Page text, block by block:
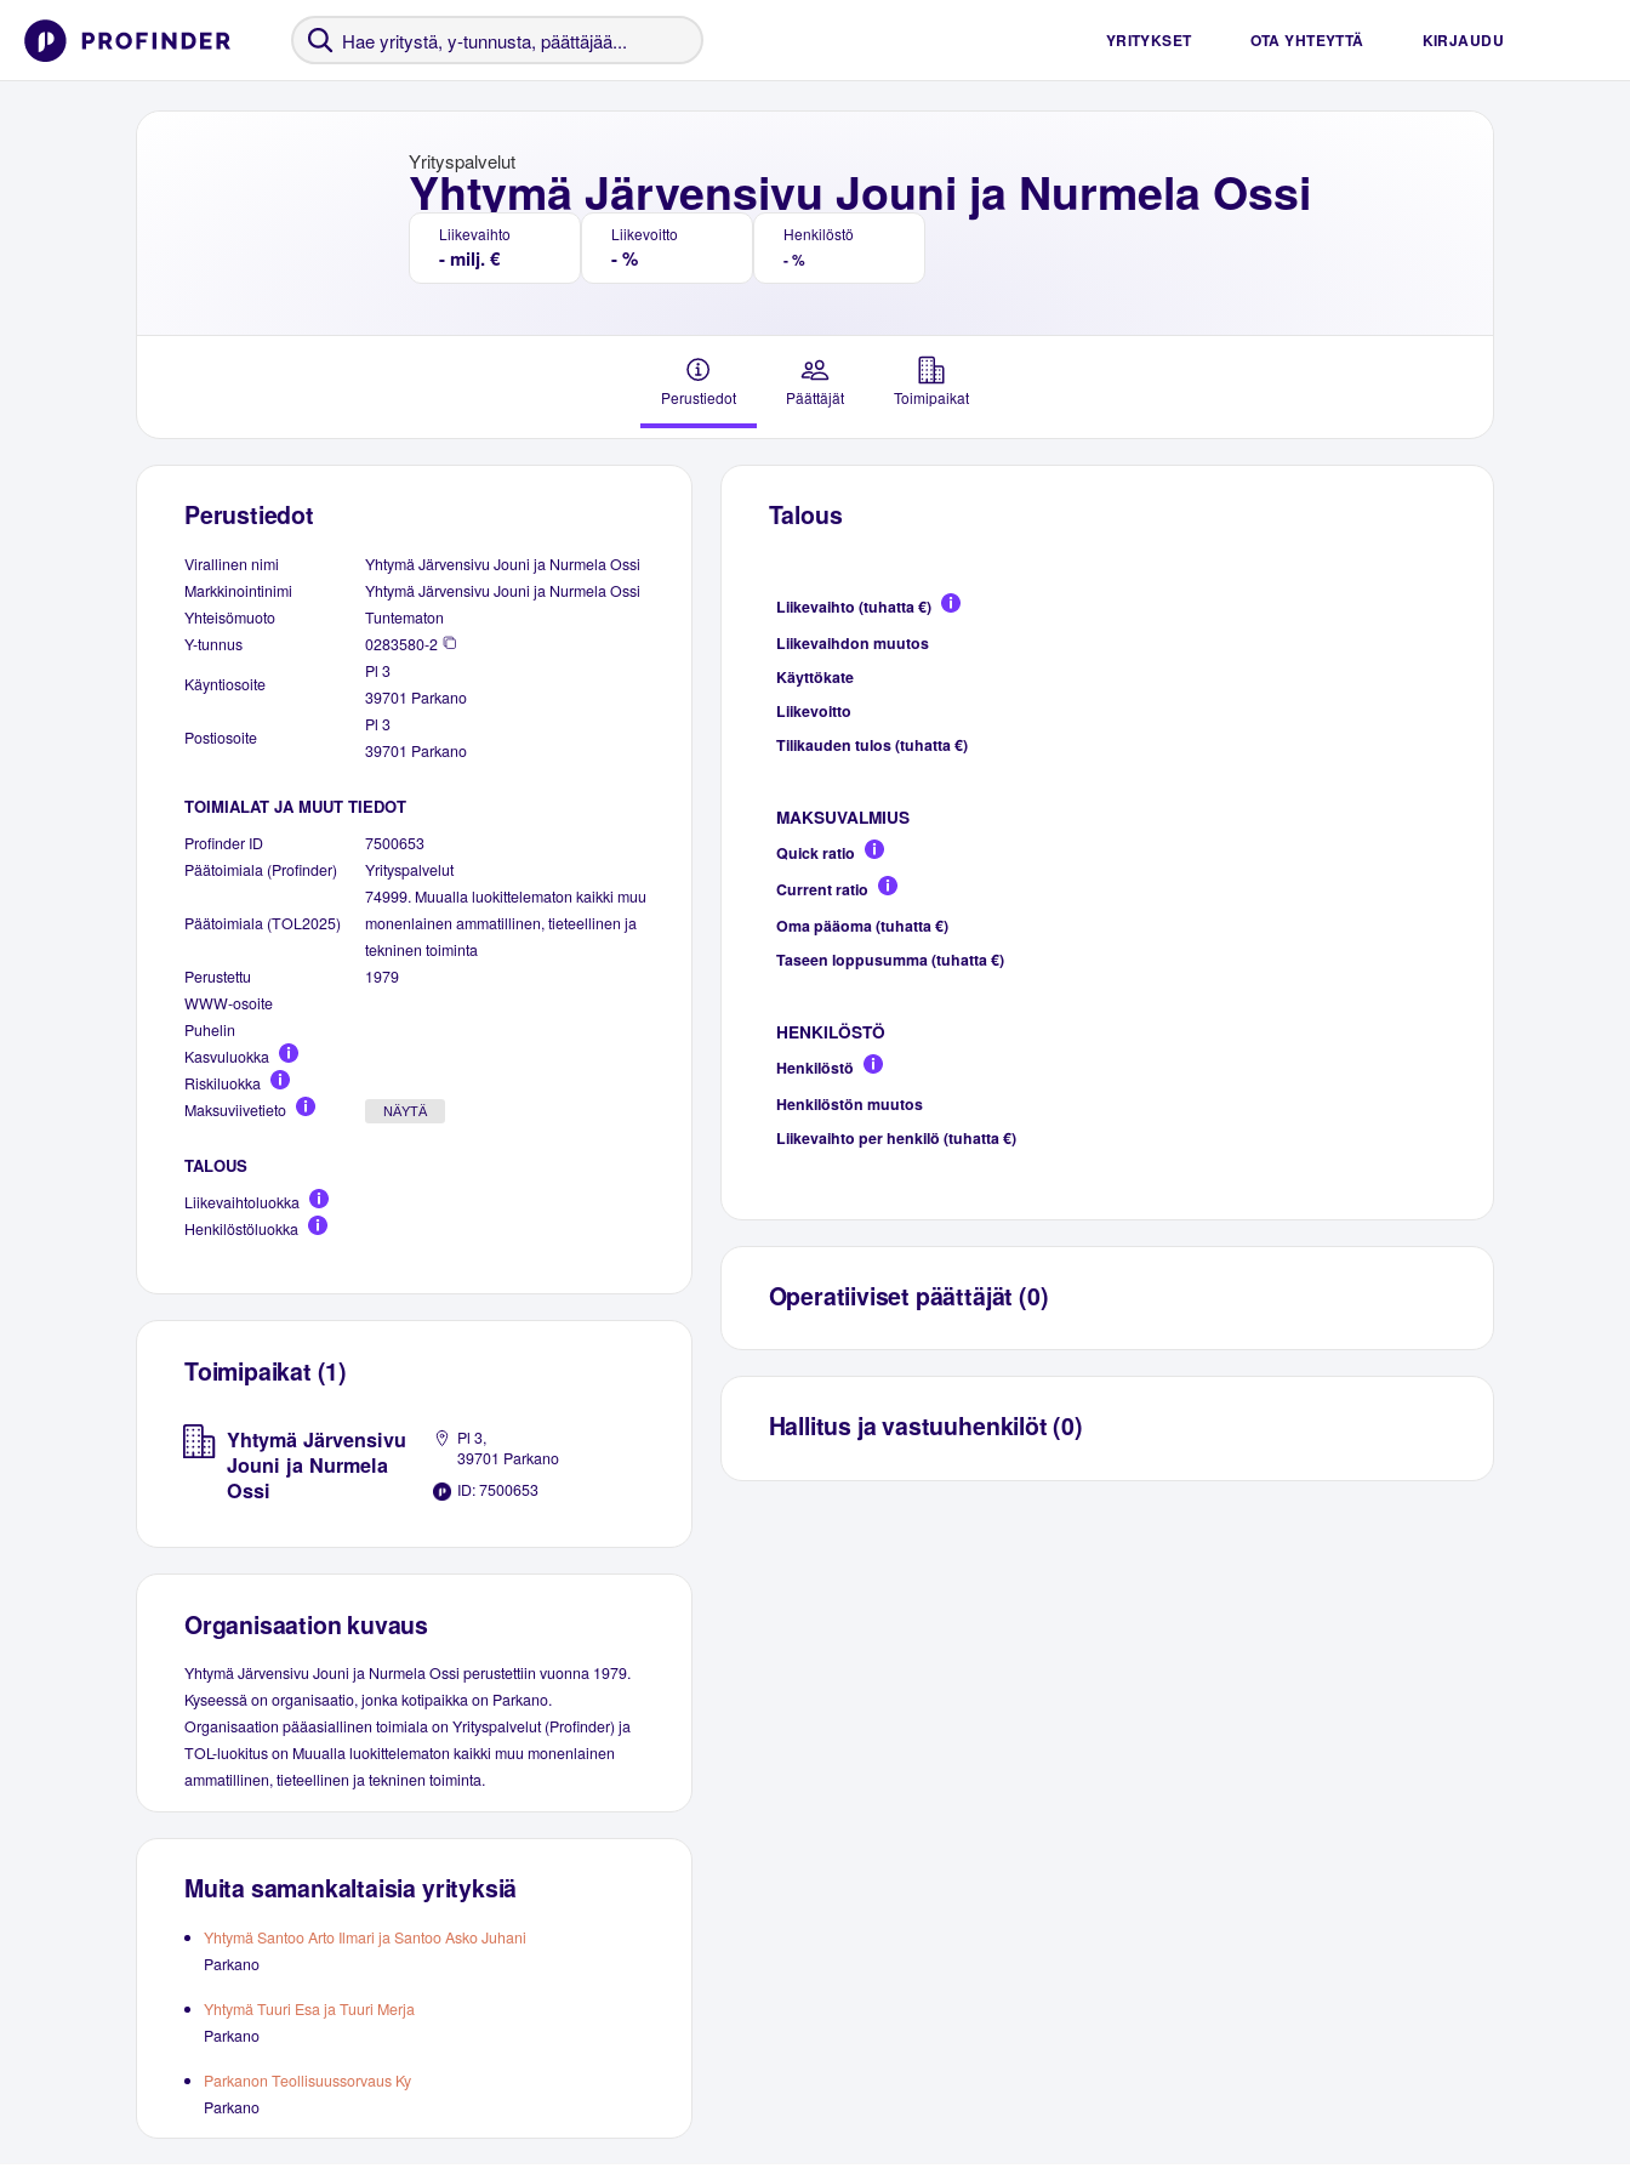
YRITYKSET OTA YHTEYTTÄ KIRJAUDU
Yhtymä Järvensivu Jouni ja Nurmela Ossi
Yrityspalvelut
Liikevaihto
- milj. €
Liikevoitto
- %
Henkilöstö
- %
Perustiedot Päättäjät Toimipaikat
Perustiedot
Virallinen nimi
Yhtymä Järvensivu Jouni ja Nurmela Ossi
Markkinointinimi
Yhtymä Järvensivu Jouni ja Nurmela Ossi
Yhteisömuoto
Tuntematon
Y-tunnus
0283580-2
Käyntiosoite
Pl 3
39701 Parkano
Postiosoite
Pl 3
39701 Parkano
TOIMIALAT JA MUUT TIEDOT
Profinder ID
7500653
Päätoimiala (Profinder)
Yrityspalvelut
Päätoimiala (TOL2025)
74999. Muualla luokittelematon kaikki muu
monenlainen ammatillinen, tieteellinen ja
tekninen toiminta
Perustettu
1979
WWW-osoite
Puhelin
Kasvuluokka
Riskiluokka
Maksuviivetieto
NÄYTÄ
TALOUS
Liikevaihtoluokka
Henkilöstöluokka
Toimipaikat (1)
Yhtymä Järvensivu
Jouni ja Nurmela
Ossi
Pl 3,
39701 Parkano
ID: 7500653
Organisaation kuvaus
Yhtymä Järvensivu Jouni ja Nurmela Ossi perustettiin vuonna 1979.
Kyseessä on organisaatio, jonka kotipaikka on Parkano.
Organisaation pääasiallinen toimiala on Yrityspalvelut (Profinder) ja
TOL-luokitus on Muualla luokittelematon kaikki muu monenlainen
ammatillinen, tieteellinen ja tekninen toiminta.
Muita samankaltaisia yrityksiä
Yhtymä Santoo Arto Ilmari ja Santoo Asko Juhani
Parkano
Yhtymä Tuuri Esa ja Tuuri Merja
Parkano
Parkanon Teollisuussorvaus Ky
Parkano
Talous
Liikevaihto (tuhatta €)
Liikevaihdon muutos
Käyttökate
Liikevoitto
Tilikauden tulos (tuhatta €)
MAKSUVALMIUS
Quick ratio
Current ratio
Oma pääoma (tuhatta €)
Taseen loppusumma (tuhatta €)
HENKILÖSTÖ
Henkilöstö
Henkilöstön muutos
Liikevaihto per henkilö (tuhatta €)
Operatiiviset päättäjät (0)
Hallitus ja vastuuhenkilöt (0)